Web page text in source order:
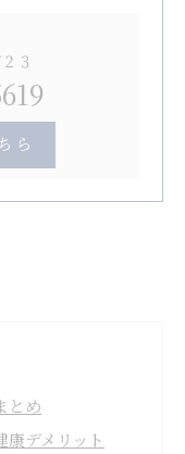
３
ら
とめ
康デメリット